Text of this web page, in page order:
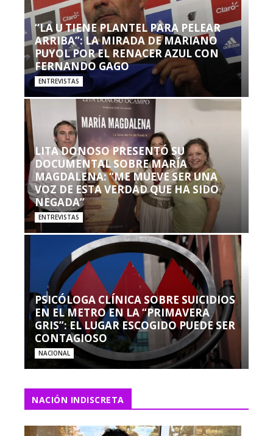
“LA U TIENE PLANTEL PARA PELEAR
ARRIBA”: LA MIRADA DE MARIANO
PUYOL POR EL RENACER AZUL CON
FERNANDO GAGO
ENTREVISTAS
LITA DONOSO PRESENTÓ SU
DOCUMENTAL SOBRE MARÍA
MAGDALENA: “ME MUEVE SER UNA
VOZ DE ESTA VERDAD QUE HA SIDO
NEGADA”
ENTREVISTAS
PSICÓLOGA CLÍNICA SOBRE SUICIDIOS
EN EL METRO EN LA “PRIMAVERA
GRIS”: EL LUGAR ESCOGIDO PUEDE SER
CONTAGIOSO
NACIONAL
NACIÓN INDISCRETA